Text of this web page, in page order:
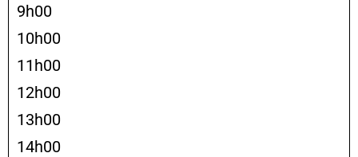
9h00
10h00
11h00
12h00
13h00
14h00